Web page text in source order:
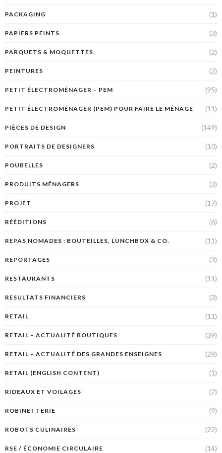
PACKAGING (1)
PAPIERS PEINTS (3)
PARQUETS & MOQUETTES (2)
PEINTURES (2)
PETIT ÉLECTROMÉNAGER – PEM (95)
PETIT ÉLECTROMÉNAGER (PEM) POUR FAIRE LE MÉNAGE (11)
PIÈCES DE DESIGN (149)
PORTRAITS DE DESIGNERS (10)
POUBELLES (2)
PRODUITS MÉNAGERS (3)
PROJET (17)
RÉÉDITIONS (6)
REPAS NOMADES : BOUTEILLES, LUNCHBOX & CO. (11)
REPORTAGES (3)
RESTAURANTS (11)
RESULTATS FINANCIERS (3)
RETAIL (11)
RETAIL – ACTUALITÉ BOUTIQUES (39)
RETAIL – ACTUALITÉ DES GRANDES ENSEIGNES (28)
RETAIL (ENGLISH CONTENT) (1)
RIDEAUX ET VOILAGES (2)
ROBINETTERIE (9)
ROBOTS CULINAIRES (22)
RSE / ÉCONOMIE CIRCULAIRE (14)